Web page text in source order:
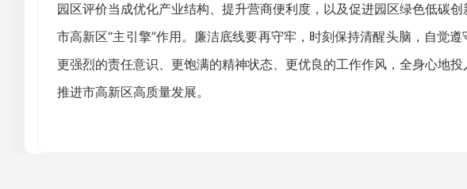
园区评价当成优化产业结构、提升营商便利度，以及促进园区绿色低碳
市高新区“主引擎”作用。廉洁底线要再守牢，时刻保持清醒头脑，自觉
更强烈的责任意识、更饱满的精神状态、更优良的工作作风，全身心地
推进市高新区高质量发展。